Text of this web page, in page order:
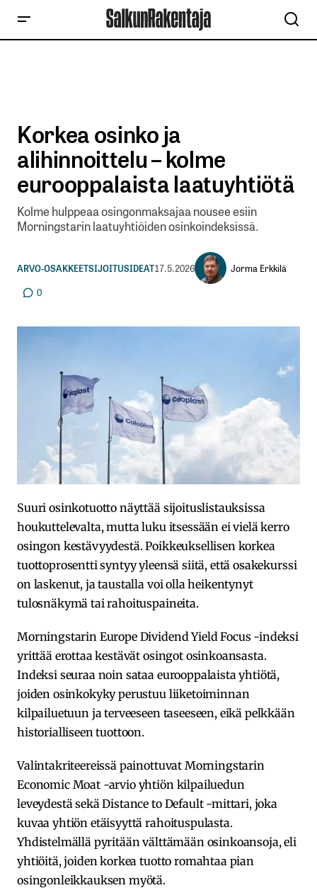
Korkea osinko ja
alihinnoittelu – kolme
eurooppalaista laatuyhtiötä
Kolme hulppeaa osingonmaksajaa nousee esiin
Morningstarin laatuyhtiöiden osinkoindeksissä.
ARVO-OSAKKEETSIJOITUSIDEAT17.5.2026
Jorma Erkkilä
0
Suuri osinkotuotto näyttää sijoituslistauksissa
houkuttelevalta, mutta luku itsessään ei vielä kerro
osingon kestävyydestä. Poikkeuksellisen korkea
tuottoprosentti syntyy yleensä siitä, että osakekurssi
on laskenut, ja taustalla voi olla heikentynyt
tulosnäkymä tai rahoituspaineita.
Morningstarin Europe Dividend Yield Focus -indeksi
yrittää erottaa kestävät osingot osinkoansasta.
Indeksi seuraa noin sataa eurooppalaista yhtiötä,
joiden osinkokyky perustuu liiketoiminnan
kilpailuetuun ja terveeseen taseeseen, eikä pelkkään
historialliseen tuottoon.
Valintakriteereissä painottuvat Morningstarin
Economic Moat -arvio yhtiön kilpailuedun
leveydestä sekä Distance to Default -mittari, joka
kuvaa yhtiön etäisyyttä rahoituspulasta.
Yhdistelmällä pyritään välttämään osinkoansoja, eli
yhtiöitä, joiden korkea tuotto romahtaa pian
osingonleikkauksen myötä.